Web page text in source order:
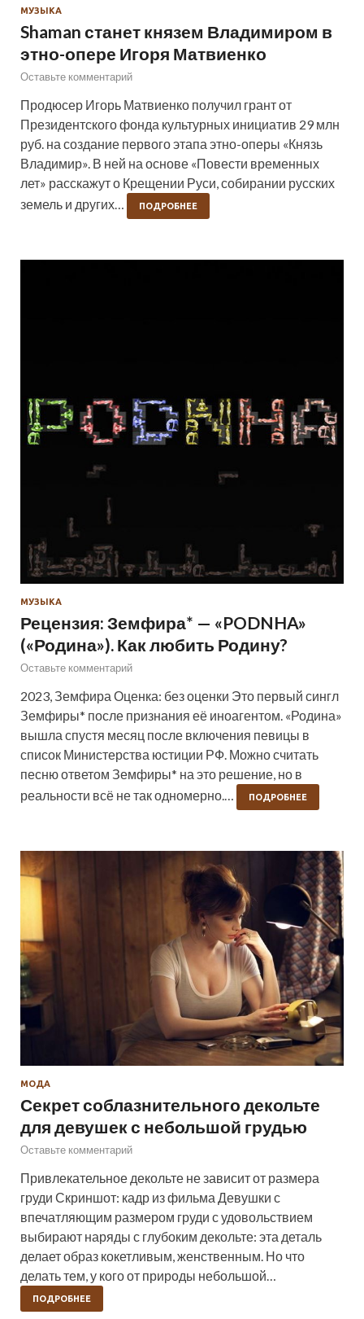
МУЗЫКА
Shaman станет князем Владимиром в
этно-опере Игоря Матвиенко
Оставьте комментарий
Продюсер Игорь Матвиенко получил грант от
Президентского фонда культурных инициатив 29 млн
руб. на создание первого этапа этно-оперы «Князь
Владимир». В ней на основе «Повести временных
лет» расскажут о Крещении Руси, собирании русских
земель и других…
ПОДРОБНЕЕ
МУЗЫКА
Рецензия: Земфира* — «PODNHA»
(«Родина»). Как любить Родину?
Оставьте комментарий
2023, Земфира Оценка: без оценки Это первый сингл
Земфиры* после признания её иноагентом. «Родина»
вышла спустя месяц после включения певицы в
список Министерства юстиции РФ. Можно считать
песню ответом Земфиры* на это решение, но в
реальности всё не так одномерно.…
ПОДРОБНЕЕ
МОДА
Секрет соблазнительного декольте
для девушек с небольшой грудью
Оставьте комментарий
Привлекательное декольте не зависит от размера
груди Скриншот: кадр из фильма Девушки с
впечатляющим размером груди с удовольствием
выбирают наряды с глубоким декольте: эта деталь
делает образ кокетливым, женственным. Но что
делать тем, у кого от природы небольшой…
ПОДРОБНЕЕ